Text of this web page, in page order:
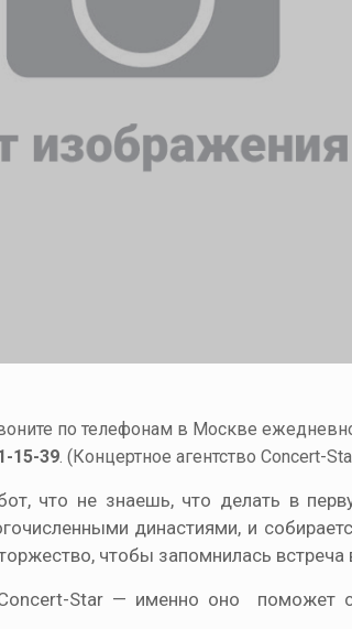
по телефонам в Москве
15-39. (Концертное агентство Concert-
что не знаешь, что делать в
династиями, и
чтобы запомнилась
Star — именно оно поможет